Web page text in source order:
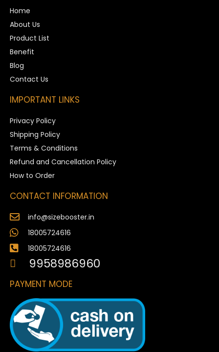
Home
About Us
Product List
Benefit
Blog
Contact Us
IMPORTANT LINKS
Privacy Policy
Shipping Policy
Terms & Conditions
Refund and Cancellation Policy
How to Order
CONTACT INFORMATION
info@sizebooster.in
18005724616
18005724616
9958986960
PAYMENT MODE